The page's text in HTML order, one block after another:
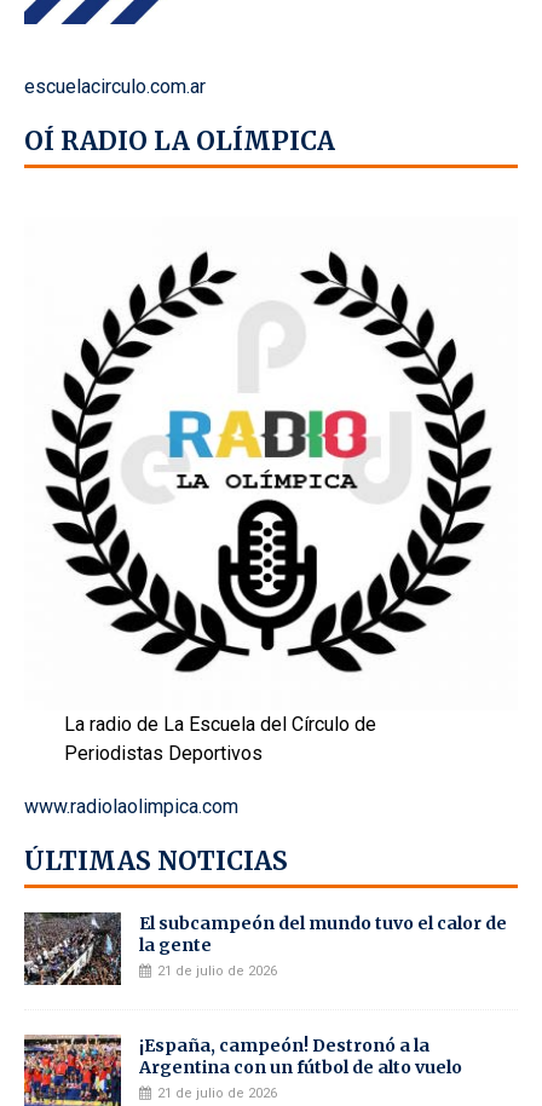
escuelacirculo.com.ar
OÍ RADIO LA OLÍMPICA
La radio de La Escuela del Círculo de
Periodistas Deportivos
www.radiolaolimpica.com
ÚLTIMAS NOTICIAS
El subcampeón del mundo tuvo el calor de
la gente
21 de julio de 2026
¡España, campeón! Destronó a la
Argentina con un fútbol de alto vuelo
21 de julio de 2026